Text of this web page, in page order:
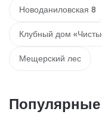
Новоданиловская 8
Клубный дом
Мещерский лес
Популярные